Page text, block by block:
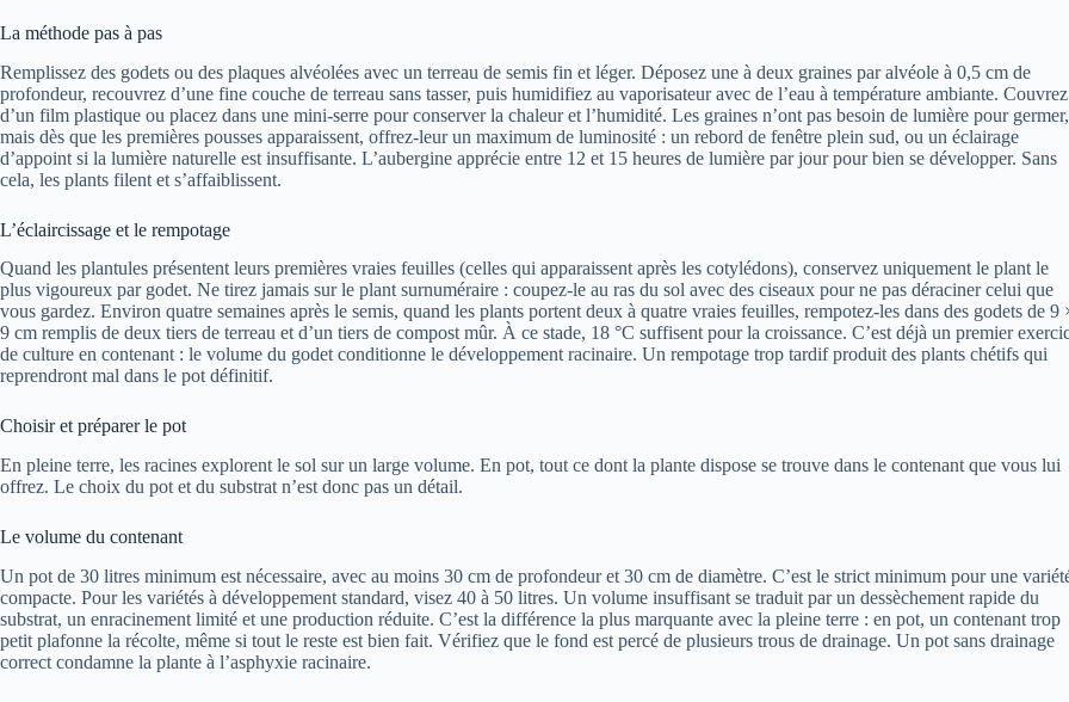
La méthode pas à pas
Remplissez des godets ou des plaques alvéolées avec un terreau de semis fin et léger. Déposez une à deux graines par alvéole à 0,5 cm de
profondeur, recouvrez d’une fine couche de terreau sans tasser, puis humidifiez au vaporisateur avec de l’eau à température ambiante. Couvrez
d’un film plastique ou placez dans une mini-serre pour conserver la chaleur et l’humidité. Les graines n’ont pas besoin de lumière pour germer,
mais dès que les premières pousses apparaissent, offrez-leur un maximum de luminosité : un rebord de fenêtre plein sud, ou un éclairage
d’appoint si la lumière naturelle est insuffisante. L’aubergine apprécie entre 12 et 15 heures de lumière par jour pour bien se développer. Sans
cela, les plants filent et s’affaiblissent.
L’éclaircissage et le rempotage
Quand les plantules présentent leurs premières vraies feuilles (celles qui apparaissent après les cotylédons), conservez uniquement le plant le
plus vigoureux par godet. Ne tirez jamais sur le plant surnuméraire : coupez-le au ras du sol avec des ciseaux pour ne pas déraciner celui que
vous gardez. Environ quatre semaines après le semis, quand les plants portent deux à quatre vraies feuilles, rempotez-les dans des godets de 9
9 cm remplis de deux tiers de terreau et d’un tiers de compost mûr. À ce stade, 18 °C suffisent pour la croissance. C’est déjà un premier
de culture en contenant : le volume du godet conditionne le développement racinaire. Un rempotage trop tardif produit des plants chétifs qui
reprendront mal dans le pot définitif.
Choisir et préparer le pot
En pleine terre, les racines explorent le sol sur un large volume. En pot, tout ce dont la plante dispose se trouve dans le contenant que vous lui
offrez. Le choix du pot et du substrat n’est donc pas un détail.
Le volume du contenant
Un pot de 30 litres minimum est nécessaire, avec au moins 30 cm de profondeur et 30 cm de diamètre. C’est le strict minimum pour une
compacte. Pour les variétés à développement standard, visez 40 à 50 litres. Un volume insuffisant se traduit par un dessèchement rapide du
substrat, un enracinement limité et une production réduite. C’est la différence la plus marquante avec la pleine terre : en pot, un contenant trop
petit plafonne la récolte, même si tout le reste est bien fait. Vérifiez que le fond est percé de plusieurs trous de drainage. Un pot sans drainage
correct condamne la plante à l’asphyxie racinaire.